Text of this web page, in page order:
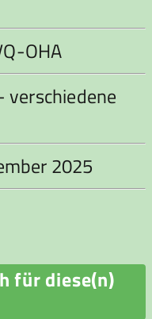
OHA
2025
für diese(n)